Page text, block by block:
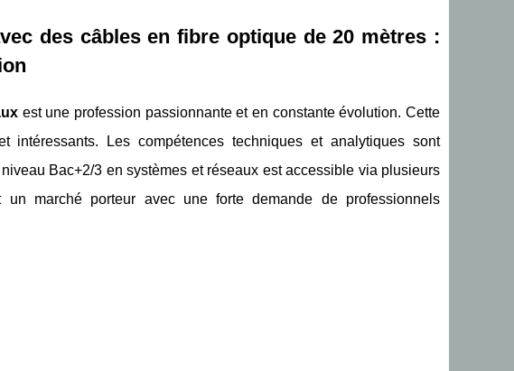
des câbles en fibre optique de 20 mètres :
est une profession passionnante et en constante évolution. Cette
intéressants. Les compétences techniques et analytiques sont
Bac+2/3 en systèmes et réseaux est accessible via plusieurs
marché porteur avec une forte demande de professionnels